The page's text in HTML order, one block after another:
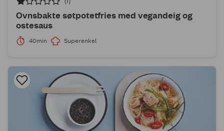
Ovnsbakte søtpotetfries med vegandeig og
ostesaus
40min Superenkel